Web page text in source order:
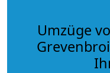
Umzüge